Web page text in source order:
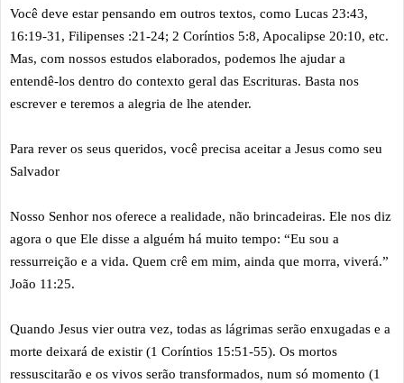
Você deve estar pensando em outros textos, como Lucas 23:43,
16:19-31, Filipenses :21-24; 2 Coríntios 5:8, Apocalipse 20:10, etc.
Mas, com nossos estudos elaborados, podemos lhe ajudar a
entendê-los dentro do contexto geral das Escrituras. Basta nos
escrever e teremos a alegria de lhe atender.
Para rever os seus queridos, você precisa aceitar a Jesus como seu
Salvador
Nosso Senhor nos oferece a realidade, não brincadeiras. Ele nos diz
agora o que Ele disse a alguém há muito tempo: “Eu sou a
ressurreição e a vida. Quem crê em mim, ainda que morra, viverá.”
João 11:25.
Quando Jesus vier outra vez, todas as lágrimas serão enxugadas e a
morte deixará de existir (1 Coríntios 15:51-55). Os mortos
ressuscitarão e os vivos serão transformados, num só momento (1